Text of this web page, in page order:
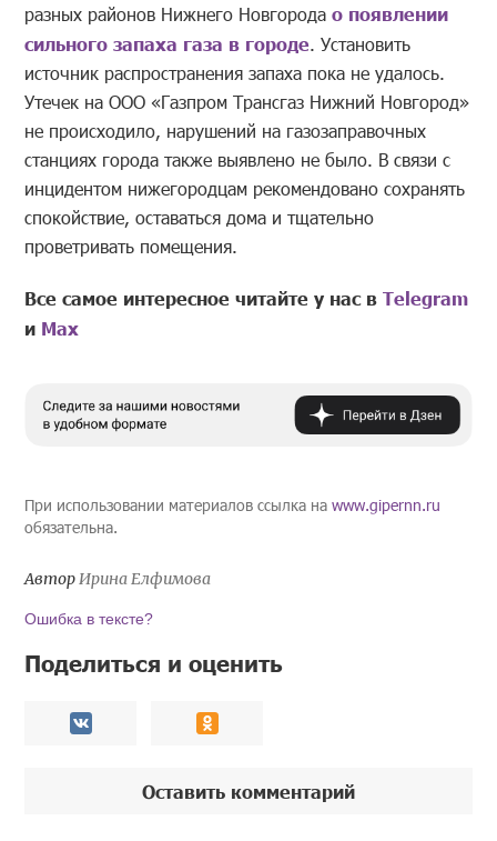
разных районов Нижнего Новгородао появлении
сильного запаха газа в городе. Установить
источник распространения запаха пока не удалось.
Утечек на ООО «Газпром Трансгаз Нижний Новгород»
не происходило, нарушений на газозаправочных
станциях города также выявлено не было. В связи с
инцидентом нижегородцам рекомендовано сохранять
спокойствие, оставаться дома и тщательно
проветривать помещения.
Все самое интересное читайте у нас вTelegram
и Mах
При использовании материалов ссылка наwww.gipernn.ru
обязательна.
Автор Ирина Елфимова
Ошибка в тексте?
Поделиться и оценить
Оставить комментарий